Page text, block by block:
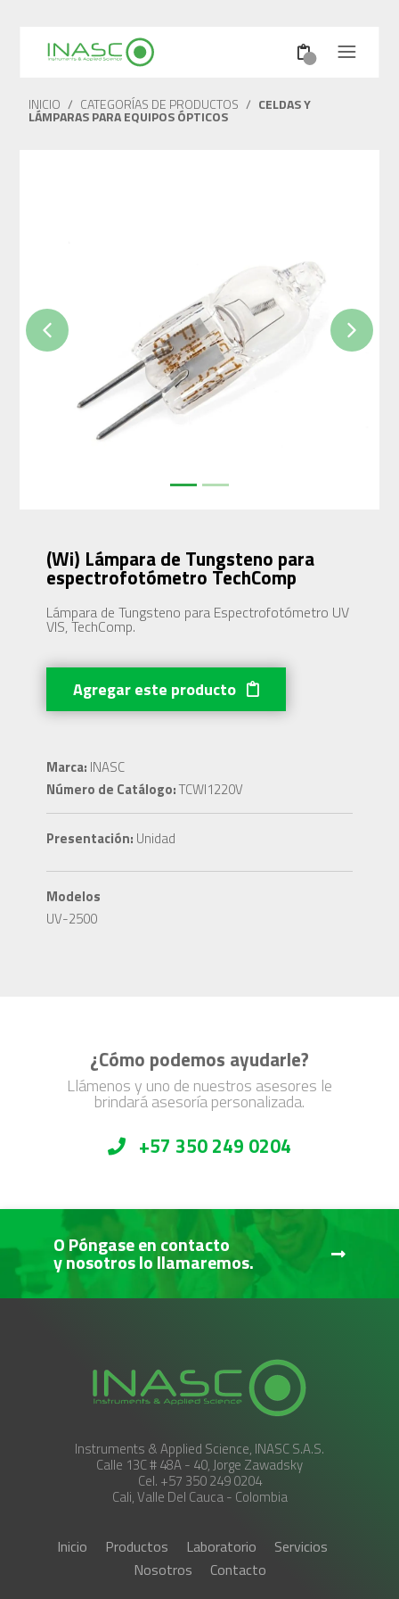
INICIO / CATEGORÍAS DE PRODUCTOS / CELDAS Y
LÁMPARAS PARA EQUIPOS ÓPTICOS
Previous Next
(Wi) Lámpara de Tungsteno para
espectrofotómetro TechComp
Lámpara de Tungsteno para Espectrofotómetro UV
VIS, TechComp.
Agregar este producto
Marca: INASC
Número de Catálogo:TCWI1220V
Presentación: Unidad
Modelos
UV-2500
¿Cómo podemos ayudarle?
Llámenos y uno de nuestros asesores le
brindará asesoría personalizada.
+57 350 249 0204
O Póngase en contacto
y nosotros lo llamaremos.
Instruments & Applied Science, INASC S.A.S.
Calle 13C # 48A - 40, Jorge Zawadsky
Cel. +57 350 249 0204
Cali, Valle Del Cauca - Colombia
Inicio Productos Laboratorio
Servicios
Nosotros
Contacto